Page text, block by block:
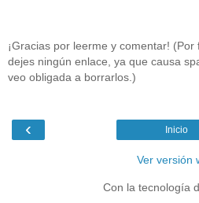
¡Gracias por leerme y comentar! (Por
dejes ningún enlace, ya que causa
veo obligada a borrarlos.)
‹ Inicio
Ver versión
Con la tecnología